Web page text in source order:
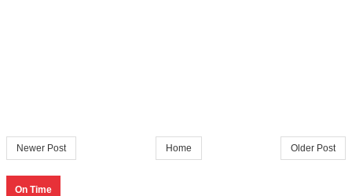
Newer Post Older Post
Home
On Time